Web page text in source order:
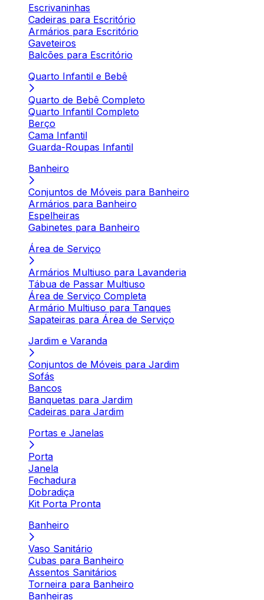
Escrivaninhas
Cadeiras para Escritório
Armários para Escritório
Gaveteiros
Balcões para Escritório
Quarto Infantil e Bebê
Quarto de Bebê Completo
Quarto Infantil Completo
Berço
Cama Infantil
Guarda-Roupas Infantil
Banheiro
Conjuntos de Móveis para Banheiro
Armários para Banheiro
Espelheiras
Gabinetes para Banheiro
Área de Serviço
Armários Multiuso para Lavanderia
Tábua de Passar Multiuso
Área de Serviço Completa
Armário Multiuso para Tanques
Sapateiras para Área de Serviço
Jardim e Varanda
Conjuntos de Móveis para Jardim
Sofás
Bancos
Banquetas para Jardim
Cadeiras para Jardim
Portas e Janelas
Porta
Janela
Fechadura
Dobradiça
Kit Porta Pronta
Banheiro
Vaso Sanitário
Cubas para Banheiro
Assentos Sanitários
Torneira para Banheiro
Banheiras